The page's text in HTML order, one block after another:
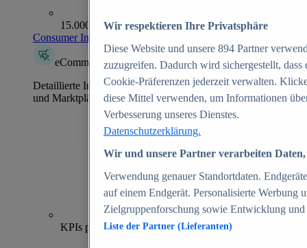
15.000+ Marken
Consumer Insights entdecken
eCommerce Insights
Detaillierte Informationen zu mehr als 39.000 Online-Shops
und Marktplätzen
70+
KPIs pro Shop
Wir respektieren Ihre Privatsphäre
Diese Website und unsere 894 Partner
zuzugreifen. Dadurch wird sichergestellt,
Cookie-Präferenzen jederzeit verwalten.
diese Mittel verwenden, um Informationen
Verbesserung unseres Dienstes.
Datenschutzerklärung.
Wir und unsere Partner verarbeiten
Verwendung genauer Standortdaten.
auf einem Endgerät. Personalisierte Werbung
Zielgruppenforschung sowie Entwicklung
Liste der Partner (Lieferanten)